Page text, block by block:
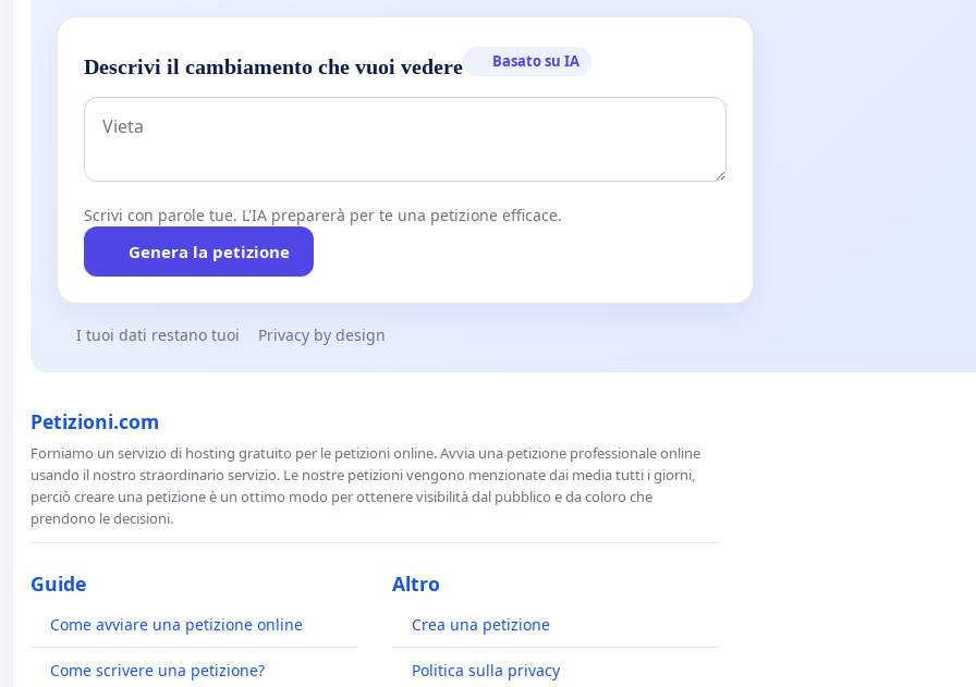
Descrivi il cambiamento che vuoi vedere Basato su IA
Scrivi con parole tue. L'IA preparerà per te una petizione efficace.
Genera la petizione
I tuoi dati restano tuoi Privacy by design
Petizioni.com
Forniamo un servizio di hosting gratuito per le petizioni online. Avvia una petizione professionale online
usando il nostro straordinario servizio. Le nostre petizioni vengono menzionate dai media tutti i giorni,
perciò creare una petizione è un ottimo modo per ottenere visibilità dal pubblico e da coloro che
prendono le decisioni.
Guide
Come avviare una petizione online
Come scrivere una petizione?
Altro
Crea una petizione
Politica sulla privacy